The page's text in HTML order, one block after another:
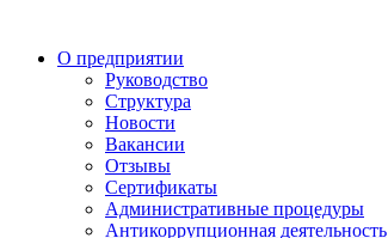
О предприятии
Руководство
Структура
Новости
Вакансии
Отзывы
Сертификаты
Административные процедуры
Антикоррупционная деятельность